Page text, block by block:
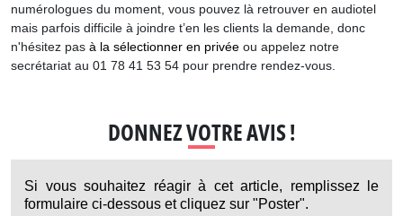
numérologues du moment, vous pouvez là retrouver en audiotel
mais parfois difficile à joindre t’en les clients la demande, donc
n'hésitez pas à la sélectionner en privée ou appelez notre
secrétariat au 01 78 41 53 54 pour prendre rendez-vous.
DONNEZ VOTRE AVIS !
Si vous souhaitez réagir à cet article, remplissez le
formulaire ci-dessous et cliquez sur "Poster".